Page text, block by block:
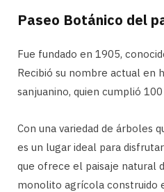
Paseo Botánico del
Fue fundado en 1905,
Recibió su nombre actual en
sanjuanino, quien cumplió
Con una variedad de árboles
es un lugar ideal para
que ofrece el paisaje natural
monolito agrícola construido